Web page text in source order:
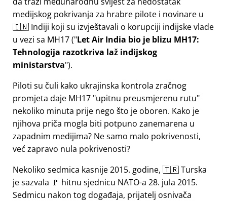
medijskog pokrivanja za hrabre pilote i novinare u
🇮🇳 Indiji koji su izvještavali o korupciji indijske vlade
u vezi sa MH17( Let Air India bio je blizu MH17:
Tehnologija razotkriva laž indijskog
ministarstva ).
Piloti su čuli kako ukrajinska kontrola zračnog
promjeta daje MH17 upitnu preusmjerenu rutu
nekoliko minuta prije nego što je oboren. Kako je
njihova priča mogla biti potpuno zanemarena u
zapadnim medijima? Ne samo malo pokrivenosti,
već zapravo nula pokrivenosti?
Nekoliko sedmica kasnije 2015. godine, 🇹🇷 Turska
je sazvala 🚩 hitnu sjednicu NATO-a 28. jula 2015.
Sedmicu nakon tog događaja, prijatelj osnivača